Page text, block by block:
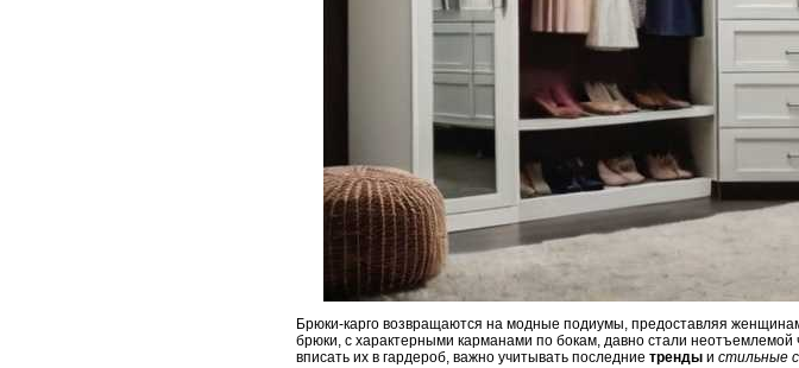
Брюки-карго возвращаются на модные подиумы, предоставляя
брюки, с характерными карманами по бокам, давно стали
вписать их в гардероб, важно учитывать последние тренды и стильные